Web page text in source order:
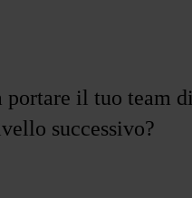
portare il tuo team di
successivo?